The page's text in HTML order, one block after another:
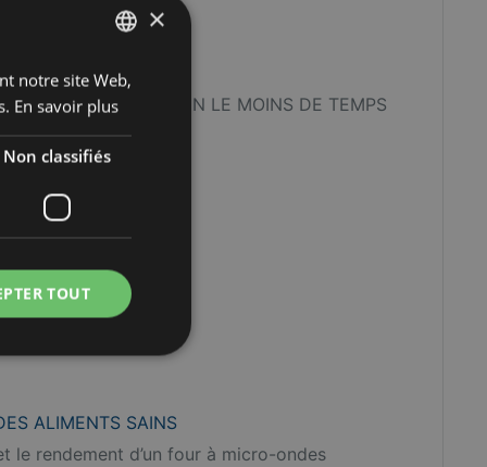
ALIMENTS SAINS
le rendement d’un four à micro-ondes
FRENCH
ENGLISH
×
notre site Web,
En savoir plus
Non classifiés
TOUT